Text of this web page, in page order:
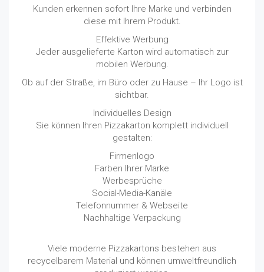
Kunden erkennen sofort Ihre Marke und verbinden
diese mit Ihrem Produkt.
Effektive Werbung
Jeder ausgelieferte Karton wird automatisch zur
mobilen Werbung.
Ob auf der Straße, im Büro oder zu Hause – Ihr Logo ist
sichtbar.
Individuelles Design
Sie können Ihren Pizzakarton komplett individuell
gestalten:
Firmenlogo
Farben Ihrer Marke
Werbesprüche
Social-Media-Kanäle
Telefonnummer & Webseite
Nachhaltige Verpackung
Viele moderne Pizzakartons bestehen aus
recycelbarem Material und können umweltfreundlich